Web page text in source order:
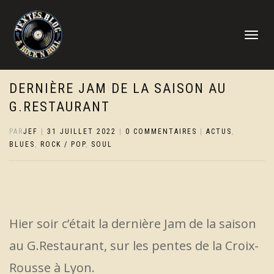
DÉPLIER
DERNIÈRE JAM DE LA SAISON AU
G.RESTAURANT
PARJEF 31 JUILLET 2022 0 COMMENTAIRES ACTUS ,
BLUES , ROCK / POP, SOUL
Hier soir c’était la dernière Jam de la saison
au G.Restaurant, sur les pentes de la Croix-
Rousse à Lyon.